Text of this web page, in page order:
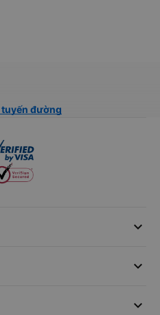
tuyến đường
keyboard_arrow_down
keyboard_arrow_down
keyboard_arrow_down